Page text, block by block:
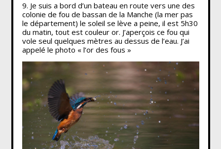
9. Je suis a bord d’un bateau en route vers une des
colonie de fou de bassan de la Manche (la mer pas
le département) le soleil se lève a peine, il est 5h30
du matin, tout est couleur or. J’aperçois ce fou qui
vole seul quelques mètres au dessus de l’eau. J’ai
appelé le photo « l’or des fous »